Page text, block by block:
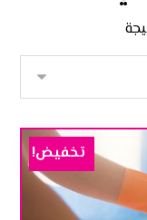
تخفيض!